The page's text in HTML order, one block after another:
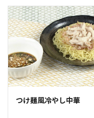
つけ麺風冷やし中華